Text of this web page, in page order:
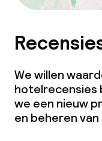
We willen
hotelrecensies
we een nieuw
en beheren